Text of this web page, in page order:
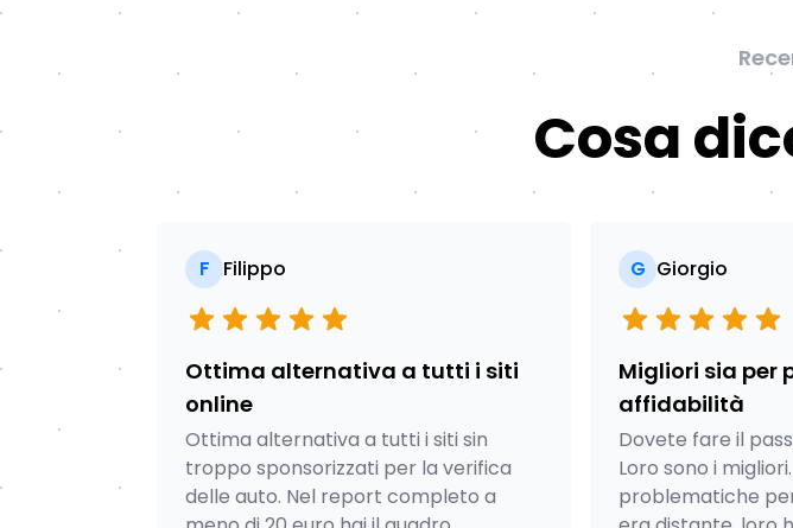
Cosa
F Filippo
Ottima alternativa a tutti i siti
online
Ottima alternativa a tutti i siti sin
troppo sponsorizzati per la verifica
delle auto. Nel report completo a
G Giorgio
Migliori sia per
affidabilità
Dovete fare il
Loro sono i
problematiche